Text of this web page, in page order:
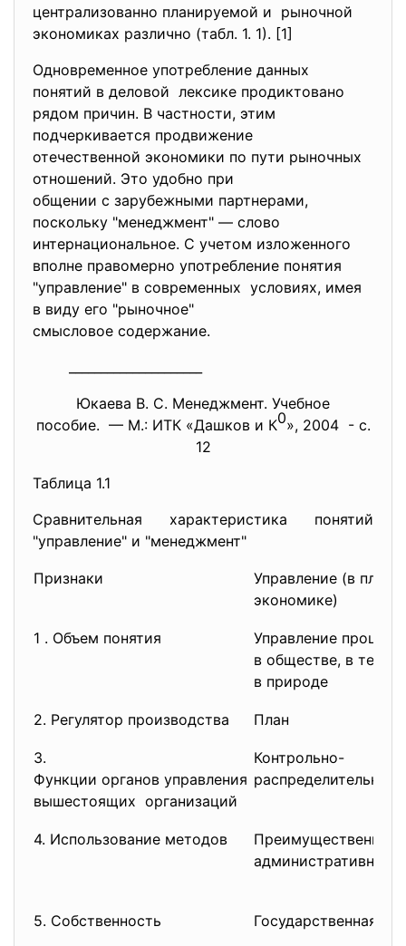
централизованно планируемой и рыночной
экономиках различно (табл. 1. 1). [1]
Одновременное употребление данных
понятий в деловой лексике продиктовано
рядом причин. В частности, этим
подчеркивается продвижение
отечественной экономики по пути рыночных
отношений. Это удобно при
общении с зарубежными партнерами,
поскольку "менеджмент" — слово
интернациональное. С учетом изложенного
вполне правомерно употребление понятия
"управление" в современных условиях, имея
в виду его "рыночное"
смысловое содержание.
Юкаева В. С. Менеджмент. Учебное
пособие. — М.: ИТК «Дашков и К0», 2004 - с.
12
Таблица 1.1
Сравнительная характеристика понятий
"управление" и "менеджмент"
Признаки
Управление (в
экономике)
1 . Объем понятия
Управление
в обществе, в
в природе
2. Регулятор производства План
3.
Функции органов управления
вышестоящих организаций
Контрольно-
распределительные
4. Использование методов
Преимущественно
административные
5. Собственность Государственная